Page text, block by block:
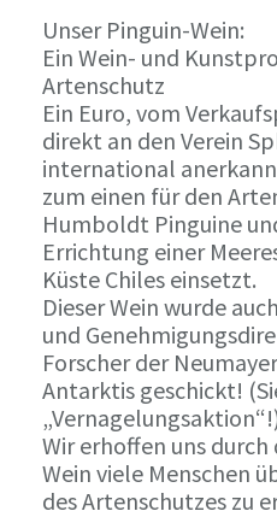
Unser Pinguin-Wein:
Ein Wein- und
Artenschutz
Ein Euro, vom
direkt an den Verein
international
zum einen für den
Humboldt Pinguine
Errichtung einer
Küste Chiles einsetzt.
Dieser Wein wurde
und
Forscher der
Antarktis geschickt!
Wir erhoffen uns
Wein viele Menschen
des Artenschutzes zu